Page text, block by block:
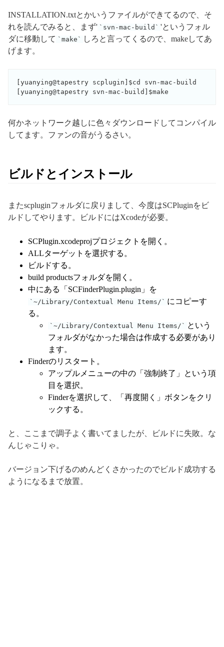
INSTALLATION.txtとかいうファイルができてるので、そ
れを読んでみると、まず'
svn-mac-build
'というフォル
ダに移動して
make
しろと言ってくるので、makeしてあ
げます。
[yuanying@tapestry scplugin]$cd svn-mac-build
[yuanying@tapestry svn-mac-build]$make
何かネットワーク越しに色々ダウンロードしてコンパイル
してます。ファンの音がうるさい。
ビルドとインストール
またscpluginフォルダに戻りまして、今度はSCPluginをビ
ルドしてやります。ビルドにはXcodeが必要。
SCPlugin.xcodeprojプロジェクトを開く。
ALLターゲットを選択する。
ビルドする。
build productsフォルダを開く。
中にある「SCFinderPlugin.plugin」を
~/Library/Contextual Menu Items/
にコピーす
る。
~/Library/Contextual Menu Items/
という
フォルダがなかった場合は作成する必要があり
ます。
Finderのリスタート。
アップルメニューの中の「強制終了」という項
目を選択。
Finderを選択して、「再度開く」ボタンをクリ
ックする。
と、ここまで調子よく書いてましたが、ビルドに失敗。な
んじゃこりゃ。
バージョン下げるのめんどくさかったのでビルド成功する
ようになるまで放置。